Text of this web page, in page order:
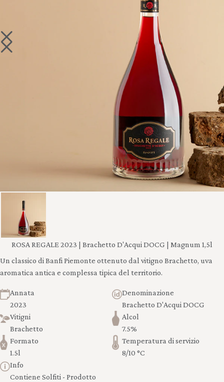
ROSA REGALE 2023 | Brachetto D'Acqui DOCG | Magnum 1,5l
Un classico di Banfi Piemonte ottenuto dal vitigno Brachetto, uva
aromatica antica e complessa tipica del territorio.
Annata
2023
Denominazione
Brachetto D'Acqui DOCG
Vitigni
Brachetto
Alcol
7.5%
Formato
1.5l
Temperatura di servizio
8/10 °C
Info
Contiene Solfiti - Prodotto